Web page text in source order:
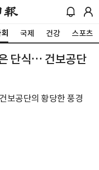
국제 건강 스포츠
단식… 건보공단
보공단의 황당한 풍경